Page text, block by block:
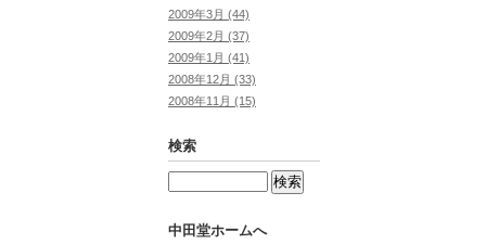
2009年3月 (44)
2009年2月 (37)
2009年1月 (41)
2008年12月 (33)
2008年11月 (15)
検索
中田堂ホームへ